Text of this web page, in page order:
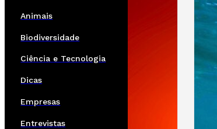
Animais
Biodiversidade
Ciência e Tecnologia
Dicas
Empresas
Entrevistas